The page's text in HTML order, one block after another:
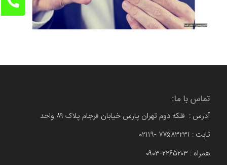
تماس با ما:
آدرس : فلکه دوم تهران پارس خیابان فرجام پلاک ۸۹ واحد
ثابت : ۷۷۵۸۳۲۳۱ -۰۲۱۱۹
همراه : ۲۲۶۵۲۰۳-۰۹۰۳